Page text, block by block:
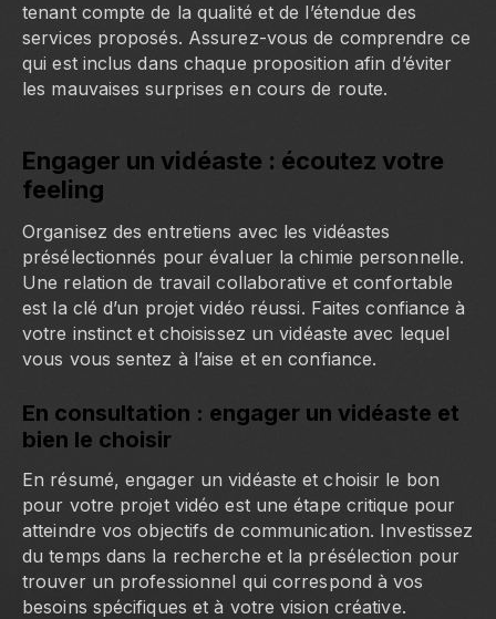
tenant compte de la qualité et de l’étendue des
services proposés. Assurez-vous de comprendre ce
qui est inclus dans chaque proposition afin d’éviter
les mauvaises surprises en cours de route.
Engager un vidéaste : écoutez votre
feeling
Organisez des entretiens avec les vidéastes
présélectionnés pour évaluer la chimie personnelle.
Une relation de travail collaborative et confortable
est la clé d’un projet vidéo réussi. Faites confiance à
votre instinct et choisissez un vidéaste avec lequel
vous vous sentez à l’aise et en confiance.
En consultation : engager un vidéaste et
bien le choisir
En résumé, engager un vidéaste et choisir le bon
pour votre projet vidéo est une étape critique pour
atteindre vos objectifs de communication. Investissez
du temps dans la recherche et la présélection pour
trouver un professionnel qui correspond à vos
besoins spécifiques et à votre vision créative.